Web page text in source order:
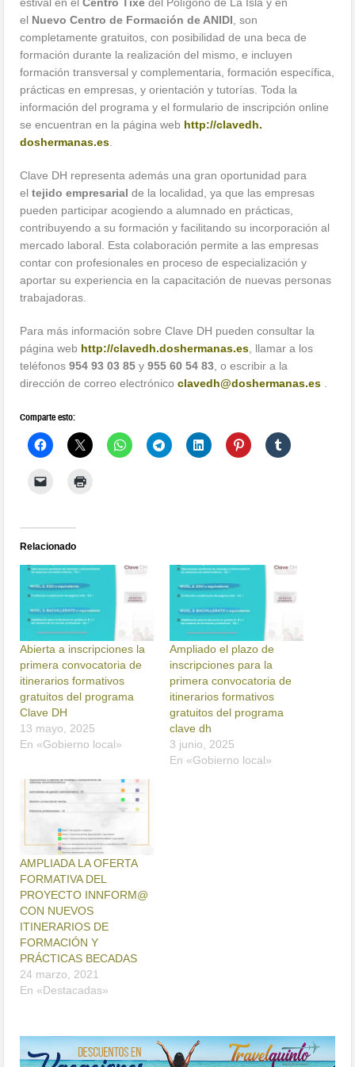
el Nuevo Centro de Formación de ANIDI , son
completamente gratuitos, con posibilidad de una beca de
formación durante la realización del mismo, e incluyen
formación transversal y complementaria, formación específica,
prácticas en empresas, y orientación y tutorías. Toda la
información del programa y el formulario de inscripción online
se encuentran en la página web http://clavedh.
doshermanas.es
Clave DH representa además una gran oportunidad para
eltejido empresarial de la localidad, ya que las empresas
pueden participar acogiendo a alumnado en prácticas,
contribuyendo a su formación y facilitando su incorporación al
mercado laboral. Esta colaboración permite a las empresas
contar con profesionales en proceso de especialización y
aportar su experiencia en la capacitación de nuevas personas
trabajadoras.
Para más información sobre Clave DH pueden consultar la
página web http://clavedh.doshermanas.es , llamar a los
teléfonos954 93 03 85 y955 60 54 83 , o escribir a la
dirección de correo electrónicoclavedh@doshermanas.es
Comparte esto:
Relacionado
Abierta a inscripciones la
primera convocatoria de
itinerarios formativos
gratuitos del programa
Clave DH
13 mayo, 2025
En «Gobierno local»
Ampliado el plazo de
inscripciones para la
primera convocatoria de
itinerarios formativos
gratuitos del programa
clave dh
3 junio, 2025
En «Gobierno local»
AMPLIADA LA OFERTA
FORMATIVA DEL
PROYECTO INNFORM@
CON NUEVOS
ITINERARIOS DE
FORMACIÓN Y
PRÁCTICAS BECADAS
24 marzo, 2021
En «Destacadas»